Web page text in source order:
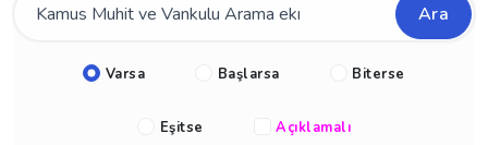
Ara
Varsa Başlarsa Biterse
Eşitse Açıklamalı